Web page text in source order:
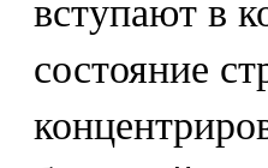
вступают в
состояние